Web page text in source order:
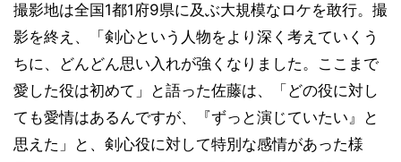
撮影地は全国1都1府9県に及ぶ大規模なロケを敢行。撮
影を終え、「剣心という人物をより深く考えていくう
ちに、どんどん思い入れが強くなりました。ここまで
愛した役は初めて」と語った佐藤は、「どの役に対し
ても愛情はあるんですが、『ずっと演じていたい』と
思えた」と、剣心役に対して特別な感情があった様